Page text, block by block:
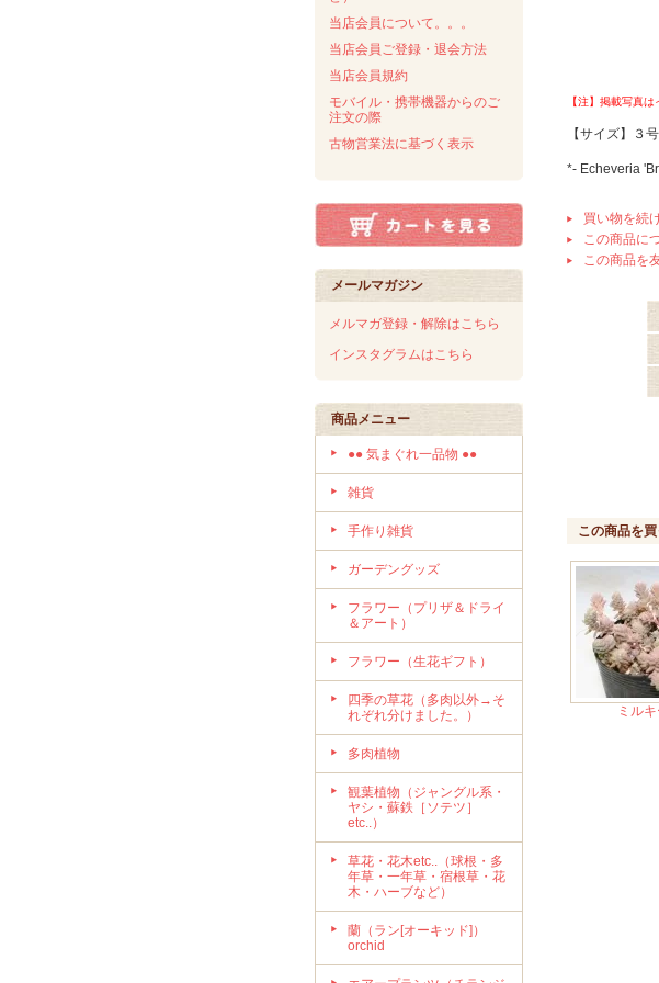
当店会員について。。。
当店会員ご登録・退会方法
当店会員規約
モバイル・携帯機器からのご
注文の際
古物営業法に基づく表示
メールマガジン
メルマガ登録・解除はこちら
インスタグラムはこちら
商品メニュー
●● 気まぐれ一品物 ●●
雑貨
手作り雑貨
ガーデングッズ
フラワー（プリザ＆ドライ
＆アート）
フラワー（生花ギフト）
四季の草花（多肉以外→そ
れぞれ分けました。）
多肉植物
観葉植物（ジャングル系・
ヤシ・蘇鉄［ソテツ］
etc..）
草花・花木etc..（球根・多
年草・一年草・宿根草・花
木・ハーブなど）
蘭（ラン[オーキッド]）
orchid
【注】掲載写真
【サイズ】３
*- Echeveria
買い物を続
この商品に
この商品を
この商品を
ミル